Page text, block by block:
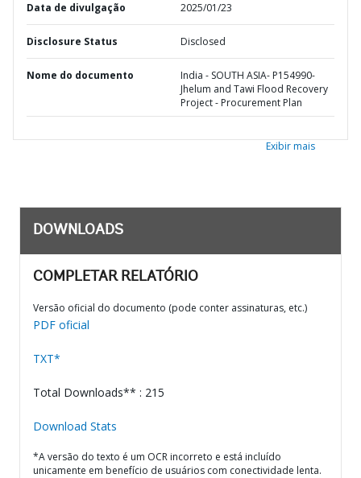
Data de divulgação 2025/01/23
Disclosure Status Disclosed
Nome do documento
India - SOUTH ASIA- P154990-
Jhelum and Tawi Flood Recovery
Project - Procurement Plan
Exibir mais
DOWNLOADS
COMPLETAR RELATÓRIO
Versão oficial do documento (pode conter assinaturas, etc.)
PDF oficial
TXT*
Total Downloads** : 215
Download Stats
*A versão do texto é um OCR incorreto e está incluído
unicamente em benefício de usuários com conectividade lenta.